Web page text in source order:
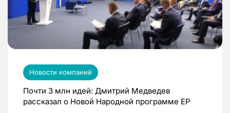
Новости компаний
Почти 3 млн идей: Дмитрий Медведев
рассказал о Новой Народной программе ЕР